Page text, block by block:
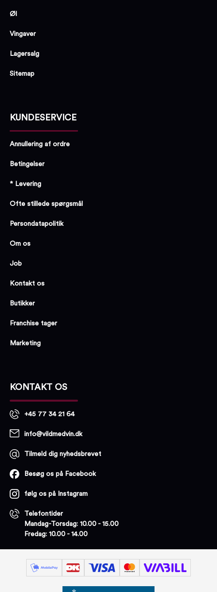
Øl
Vingaver
Lagersalg
Sitemap
KUNDESERVICE
Annullering af ordre
Betingelser
* Levering
Ofte stillede spørgsmål
Persondatapolitik
Om os
Job
Kontakt os
Butikker
Franchise tager
Marketing
KONTAKT OS
+45 77 34 21 64
info@vildmedvin.dk
Tilmeld dig nyhedsbrevet
Besøg os på Facebook
følg os på Instagram
Telefontider
Mandag-Torsdag: 10.00 - 15.00
Fredag: 10.00 - 14.00